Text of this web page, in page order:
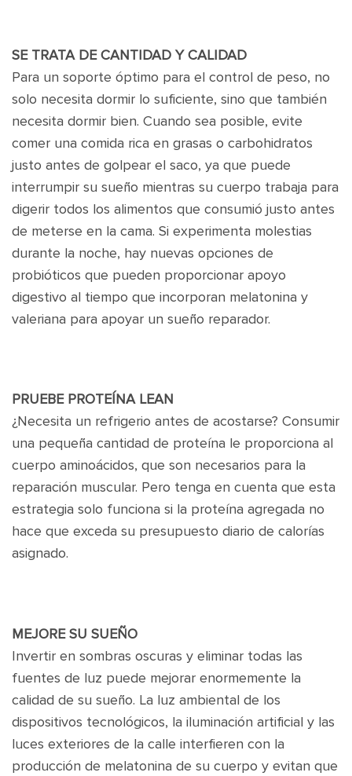
SE TRATA DE CANTIDAD Y CALIDAD
Para un soporte óptimo para el control de peso, no
solo necesita dormir lo suficiente, sino que también
necesita dormir bien. Cuando sea posible, evite
comer una comida rica en grasas o carbohidratos
justo antes de golpear el saco, ya que puede
interrumpir su sueño mientras su cuerpo trabaja para
digerir todos los alimentos que consumió justo antes
de meterse en la cama. Si experimenta molestias
durante la noche, hay nuevas opciones de
probióticos que pueden proporcionar apoyo
digestivo al tiempo que incorporan melatonina y
valeriana para apoyar un sueño reparador.
PRUEBE PROTEÍNA LEAN
¿Necesita un refrigerio antes de acostarse? Consumir
una pequeña cantidad de proteína le proporciona al
cuerpo aminoácidos, que son necesarios para la
reparación muscular. Pero tenga en cuenta que esta
estrategia solo funciona si la proteína agregada no
hace que exceda su presupuesto diario de calorías
asignado.
MEJORE SU SUEÑO
Invertir en sombras oscuras y eliminar todas las
fuentes de luz puede mejorar enormemente la
calidad de su sueño. La luz ambiental de los
dispositivos tecnológicos, la iluminación artificial y las
luces exteriores de la calle interfieren con la
producción de melatonina de su cuerpo y evitan que